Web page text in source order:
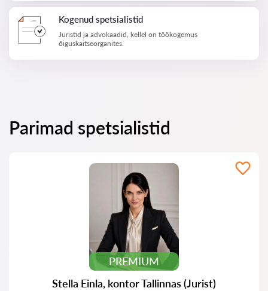
Kogenud spetsialistid
Juristid ja advokaadid, kellel on töökogemus
õiguskaitseorganites.
Parimad spetsialistid
PREMIUM
Stella Einla, kontor Tallinnas (Jurist)